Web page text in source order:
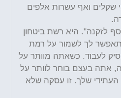
ואף עשרות אלפים
היא רשת ביטחון
לך לשמור על רמת
לעבוד. כשאתה מוותר על
בעצם בוחר לוותר על
שלך. זו עסקה שלא